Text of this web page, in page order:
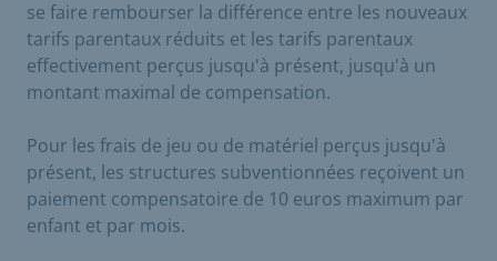
se faire rembourser la différence entre les nouveaux
tarifs parentaux réduits et les tarifs parentaux
effectivement perçus jusqu'à présent, jusqu'à un
montant maximal de compensation.
Pour les frais de jeu ou de matériel perçus jusqu'à
présent, les structures subventionnées reçoivent un
paiement compensatoire de 10 euros maximum par
enfant et par mois.